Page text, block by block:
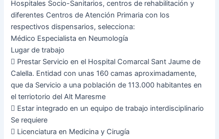
Hospitales Socio-Sanitarios, centros de rehabilitación y
diferentes Centros de Atención Primaria con los
respectivos dispensarios, selecciona:
Médico Especialista en Neumología
Lugar de trabajo
 Prestar Servicio en el Hospital Comarcal Sant Jaume de
Calella. Entidad con unas 160 camas aproximadamente,
que da Servicio a una población de 113.000 habitantes en
el terriotorio del Alt Maresme
 Estar integrado en un equipo de trabajo interdisciplinario
Se requiere
 Licenciatura en Medicina y Cirugía